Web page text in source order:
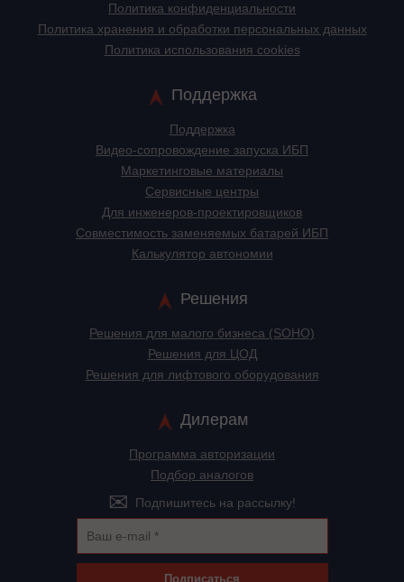
Политика конфиденциальности
Политика хранения и обработки персональных данных
Политика использования cookies
Поддержка
Поддержка
Видео-сопровождение запуска ИБП
Маркетинговые материалы
Сервисные центры
Для инженеров-проектировщиков
Cовместимость заменяемых батарей ИБП
Калькулятор автономии
Решения
Решения для малого бизнеса (SOHO)
Решения для ЦОД
Решения для лифтового оборудования
Дилерам
Программа авторизации
Подбор аналогов
Подпишитесь на рассылку!
Подписаться